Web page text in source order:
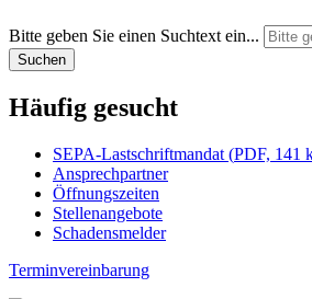
Bitte geben Sie einen Suchtext ein...
Suchen
Häufig gesucht
SEPA-Lastschriftmandat (PDF, 141
Ansprechpartner
Öffnungszeiten
Stellenangebote
Schadensmelder
Terminvereinbarung